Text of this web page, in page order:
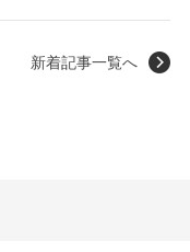
新着記事一覧へ